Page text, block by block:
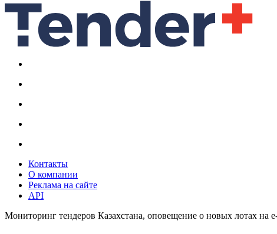
Контакты
О компании
Реклама на сайте
API
Мониторинг тендеров Казахстана, оповещение о новых лотах на